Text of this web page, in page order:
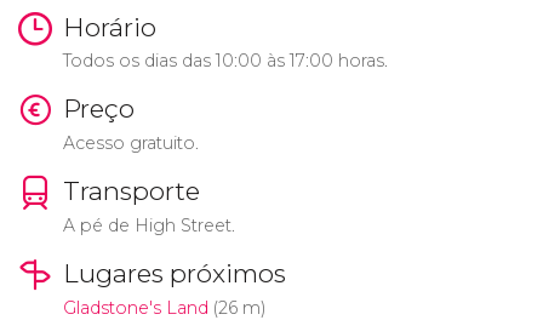
Horário
Todos os dias das 10:00 às 17:00 horas.
Preço
Acesso gratuito.
Transporte
A pé de High Street.
Lugares próximos
Gladstone's Land (26 m)